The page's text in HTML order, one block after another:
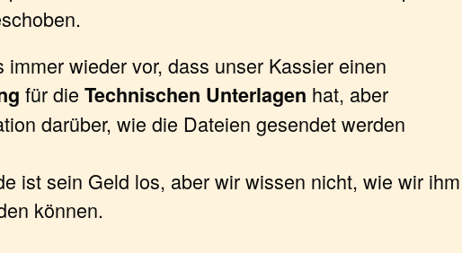
immer wieder vor, dass unser Kassier einen
für die Technischen Unterlagen hat, aber
darüber, wie die Dateien gesendet werden
ist sein Geld los, aber wir wissen nicht, wie wir ihm
können.